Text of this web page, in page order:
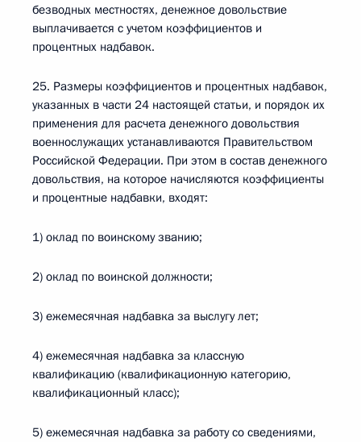
безводных местностях, денежное довольствие
выплачивается с учетом коэффициентов и
процентных надбавок.
25. Размеры коэффициентов и процентных надбавок,
указанных в части 24 настоящей статьи, и порядок их
применения для расчета денежного довольствия
военнослужащих устанавливаются Правительством
Российской Федерации. При этом в состав денежного
довольствия, на которое начисляются коэффициенты
и процентные надбавки, входят:
1) оклад по воинскому званию;
2) оклад по воинской должности;
3) ежемесячная надбавка за выслугу лет;
4) ежемесячная надбавка за классную
квалификацию (квалификационную категорию,
квалификационный класс);
5) ежемесячная надбавка за работу со сведениями,